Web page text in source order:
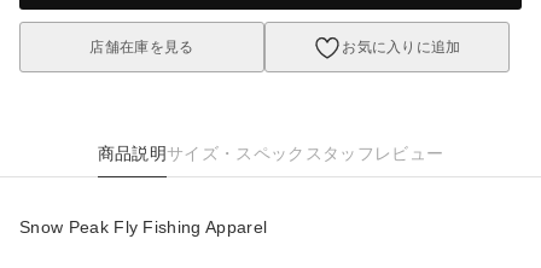
店舗在庫を見る お気に入りに追加
商品説明サイズ・スペック スタッフレビュー
Snow Peak Fly Fishing Apparel